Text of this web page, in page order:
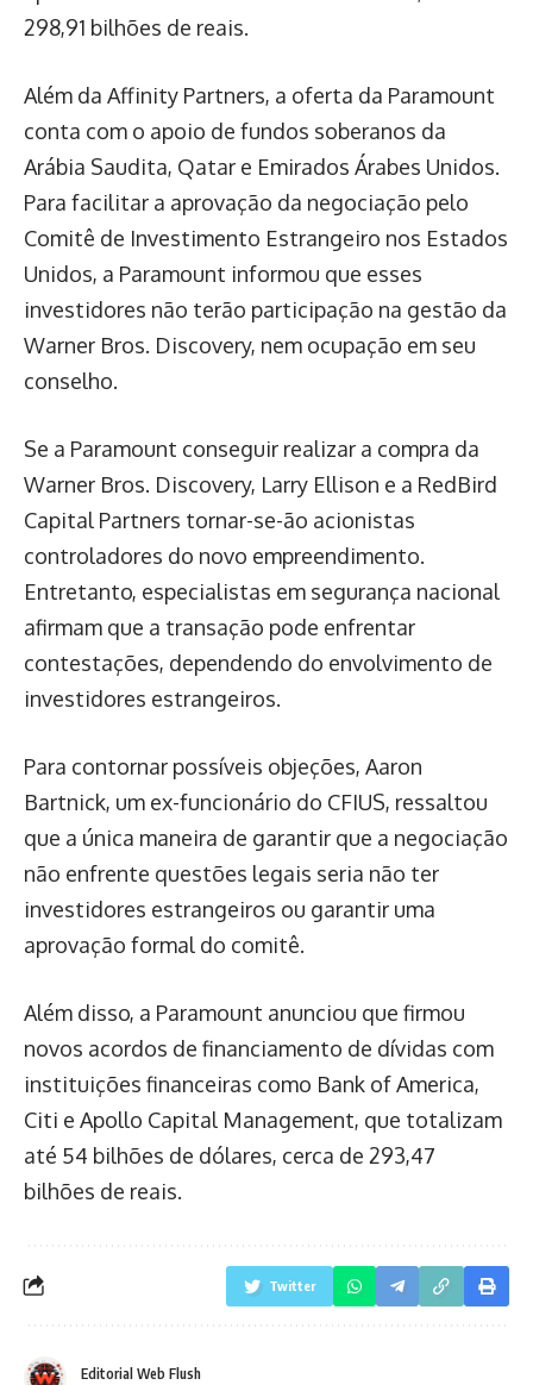
298,91 bilhões de reais.
Além da Affinity Partners, a oferta da Paramount
conta com o apoio de fundos soberanos da
Arábia Saudita, Qatar e Emirados Árabes Unidos.
Para facilitar a aprovação da negociação pelo
Comitê de Investimento Estrangeiro nos Estados
Unidos, a Paramount informou que esses
investidores não terão participação na gestão da
Warner Bros. Discovery, nem ocupação em seu
conselho.
Se a Paramount conseguir realizar a compra da
Warner Bros. Discovery, Larry Ellison e a RedBird
Capital Partners tornar-se-ão acionistas
controladores do novo empreendimento.
Entretanto, especialistas em segurança nacional
afirmam que a transação pode enfrentar
contestações, dependendo do envolvimento de
investidores estrangeiros.
Para contornar possíveis objeções, Aaron
Bartnick, um ex-funcionário do CFIUS, ressaltou
que a única maneira de garantir que a negociação
não enfrente questões legais seria não ter
investidores estrangeiros ou garantir uma
aprovação formal do comitê.
Além disso, a Paramount anunciou que firmou
novos acordos de financiamento de dívidas com
instituições financeiras como Bank of America,
Citi e Apollo Capital Management, que totalizam
até 54 bilhões de dólares, cerca de 293,47
bilhões de reais.
Twitter
Editorial Web Flush